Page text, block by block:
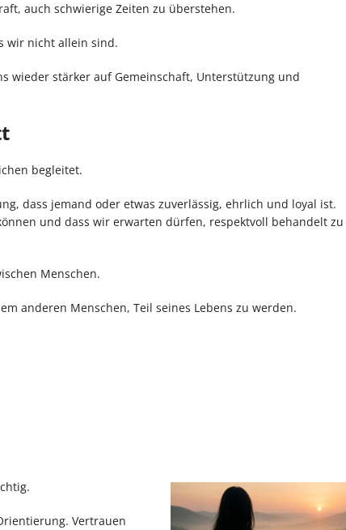
auch schwierige Zeiten zu überstehen.
wir nicht allein sind.
wieder stärker auf Gemeinschaft, Unterstützung und
begleitet.
dass jemand oder etwas zuverlässig, ehrlich und loyal ist.
und dass wir erwarten dürfen, respektvoll behandelt zu
Menschen.
anderen Menschen, Teil seines Lebens zu werden.
Vertrauen